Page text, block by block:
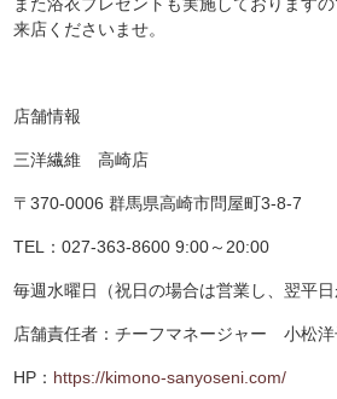
また浴衣プレゼントも実施しております
来店くださいませ。
店舗情報
三洋繊維 高崎店
〒370-0006 群馬県高崎市問屋町3-8-7
TEL：027-363-8600 9:00～20:00
毎週水曜日（祝日の場合は営業し、翌平日
店舗責任者：チーフマネージャー 小松
HP： https://kimono-sanyoseni.com/